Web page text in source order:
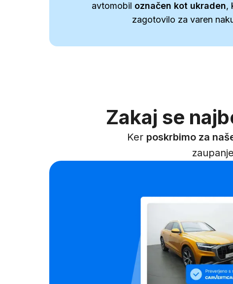
avtomobil označen kot ukraden,
zagotovilo za varen
Zakaj se
Ker poskrbimo za